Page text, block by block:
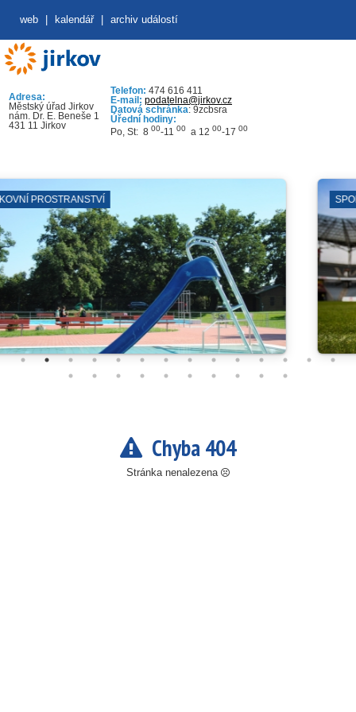
web kalendář archiv událostí
Adresa:
Městský úřad Jirkov
nám. Dr. E. Beneše 1
431 11 Jirkov
Telefon: 474 616 411
E-mail: podatelna@jirkov.cz
Datová schránka: 9zcbsra
Úřední hodiny:
Po, St: 8 00-11 00 a 12 00-17 00
Chyba 404
Stránka nenalezena